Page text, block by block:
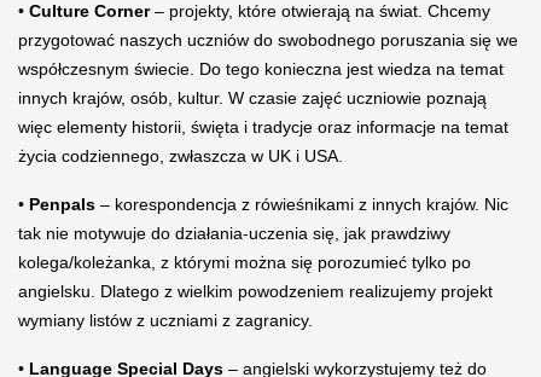
• Culture Corner– projekty, które otwierają na świat. Chcemy
przygotować naszych uczniów do swobodnego poruszania się we
współczesnym świecie. Do tego konieczna jest wiedza na temat
innych krajów, osób, kultur. W czasie zajęć uczniowie poznają
więc elementy historii, święta i tradycje oraz informacje na temat
życia codziennego, zwłaszcza w UK i USA.
• Penpals – korespondencja z rówieśnikami z innych krajów. Nic
tak nie motywuje do działania-uczenia się, jak prawdziwy
kolega/koleżanka, z którymi można się porozumieć tylko po
angielsku. Dlatego z wielkim powodzeniem realizujemy projekt
wymiany listów z uczniami z zagranicy.
• Language Special Days – angielski wykorzystujemy też do